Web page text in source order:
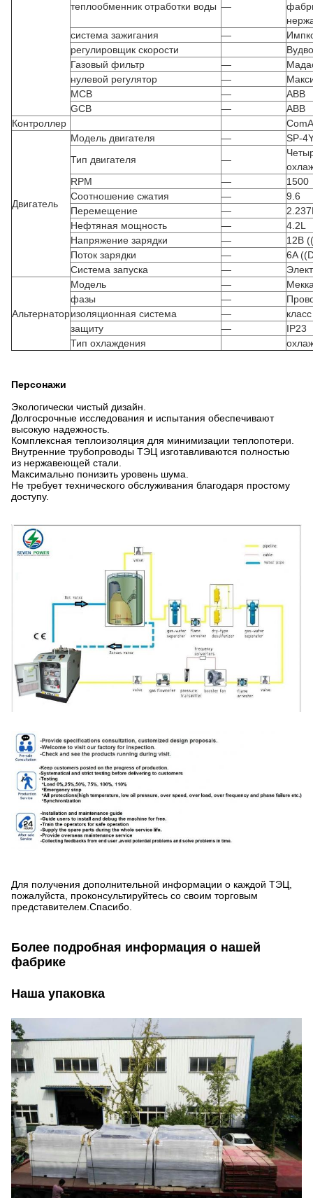
теплообменник отработки воды —
система зажигания
—
регулировщик скорости
Газовый фильтр
—
нулевой регулятор
—
MCB
—
ABB
GCB
—
ABB
Контроллер
Двигатель
Модель двигателя —
SP-
Тип двигателя
—
RPM
—
1500
Соотношение сжатия
—
9.6
Перемещение
—
Нефтяная мощность
—
4.2L
Напряжение зарядки
—
12В
Поток зарядки
—
6A
Система запуска
—
Альтернатор
Модель —
фазы
—
изоляционная система
—
защиту
—
IP23
Тип охлаждения
Персонажи
Экологически чистый дизайн.
Долгосрочные исследования и испытания обеспечивают
высокую надежность.
Комплексная теплоизоляция для минимизации теплопотери.
Внутренние трубопроводы ТЭЦ изготавливаются полностью
из нержавеющей стали.
Максимально понизить уровень шума.
Не требует технического обслуживания благодаря простому
доступу.
Для получения дополнительной информации о каждой ТЭЦ,
пожалуйста, проконсультируйтесь со своим торговым
представителем.Спасибо.
Более подробная информация о нашей
фабрике
Наша упаковка